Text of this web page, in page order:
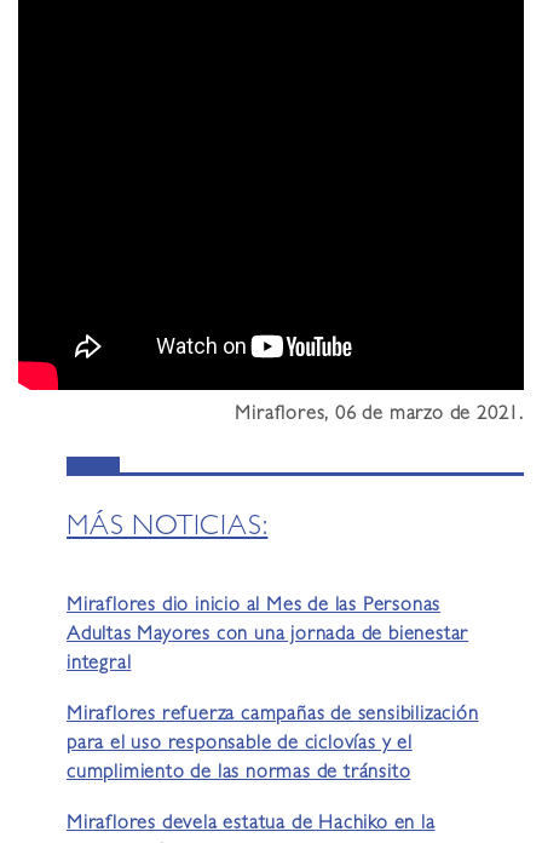
Miraflores, 06 de marzo de 2021.
MÁS NOTICIAS:
Miraflores dio inicio al Mes de las Personas
Adultas Mayores con una jornada de bienestar
integral
Miraflores refuerza campañas de sensibilización
para el uso responsable de ciclovías y el
cumplimiento de las normas de tránsito
Miraflores devela estatua de Hachiko en la